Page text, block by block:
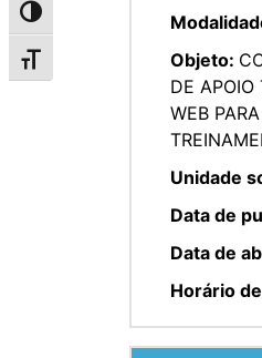
Alternar alto contraste
Alternar tamanho da fonte
Objeto:
DE APOIO
WEB
Unidade
Data de
Data de
Horário